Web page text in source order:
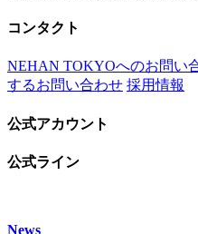
コンタクト
NEHAN TOKYOへのお問い
するお問い合わせ 採用情報
公式アカウント
公式ライン
News